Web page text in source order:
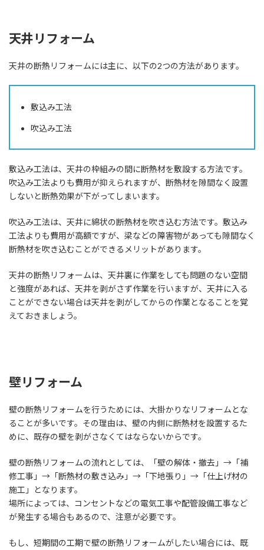
天井リフォーム
天井の断熱リフォームには主に、以下の2つの方法があります。
敷込み工法
吹込み工法
敷込み工法は、天井の枠組みの間に断熱材を敷設する方法です。
吹込み工法よりも費用が抑えられますが、断熱材を隙間なく設置
しないと断熱効果が下がってしまいます。
吹込み工法は、天井に綿状の断熱材を吹き込む方法です。敷込み
工法よりも費用が高額ですが、梁などの障害物があっても隙間なく
断熱材を吹き込むことができるメリットがあります。
天井の断熱リフォームは、天井裏に作業をしても問題のない空間
と強度があれば、天井を剥がさず作業を行いますが、天井に入る
ことができない場合は天井を剥がしてからの作業となることを覚
えておきましょう。
壁リフォーム
壁の断熱リフォームを行うためには、大掛かりなリフォームとな
ることが多いです。その理由は、壁の内側に断熱材を設置するた
めに、既存の壁を剥がさなくてはならないからです。
壁の断熱リフォームの流れとしては、「壁の解体・撤去」→「補
修工事」→「断熱材の敷き込み」→「下地張り」→「仕上げ材の
施工」となります。
場所によっては、コンセントなどの電気工事や配管設備工事など
が発生する場合もあるので、注意が必要です。
もし、短期間の工期で壁の断熱リフォームがしたい場合には、既